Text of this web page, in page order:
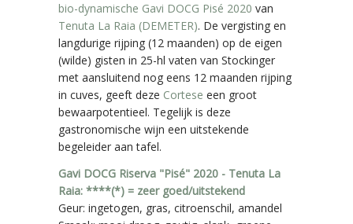
bio-dynamische Gavi DOCG Pisé 2020 van
Tenuta La Raia (DEMETER). De vergisting en
langdurige rijping (12 maanden) op de eigen
(wilde) gisten in 25-hl vaten van Stockinger
met aansluitend nog eens 12 maanden rijping
in cuves, geeft deze Cortese een groot
bewaarpotentieel. Tegelijk is deze
gastronomische wijn een uitstekende
begeleider aan tafel.
Gavi DOCG Riserva "Pisé" 2020 - Tenuta La
Raia: ****(*) = zeer goed/uitstekend
Geur: ingetogen, gras, citroenschil, amandel